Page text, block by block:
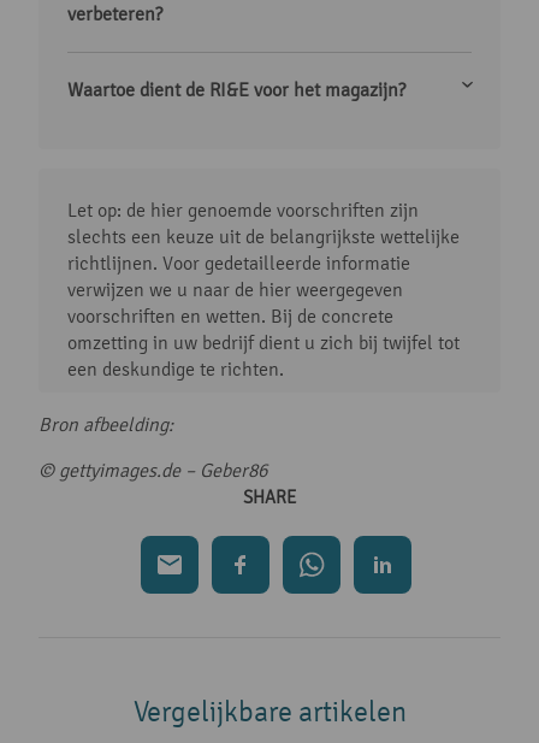
verbeteren?
Waartoe dient de RI&E voor het magazijn?
Let op: de hier genoemde voorschriften zijn
slechts een keuze uit de belangrijkste wettelijke
richtlijnen. Voor gedetailleerde informatie
verwijzen we u naar de hier weergegeven
voorschriften en wetten. Bij de concrete
omzetting in uw bedrijf dient u zich bij twijfel tot
een deskundige te richten.
Bron afbeelding:
© gettyimages.de – Geber86
SHARE
Vergelijkbare artikelen